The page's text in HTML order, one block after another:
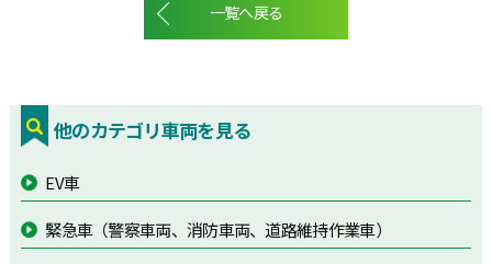
一覧へ戻る
他のカテゴリ車両を見る
EV車
緊急車（警察車両、消防車両、道路維持作業車）